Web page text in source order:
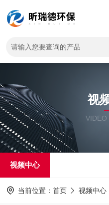
视
VIDEO
视频中心
当前位置： 首页 视频中心